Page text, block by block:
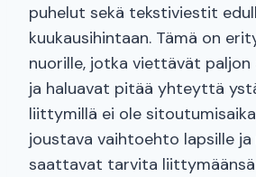
puhelut sekä tekstiviestit
kuukausihintaan. Tämä on
nuorille, jotka viettävät paljon
ja haluavat pitää yhteyttä
liittymillä ei ole
joustava vaihtoehto lapsille ja
saattavat tarvita